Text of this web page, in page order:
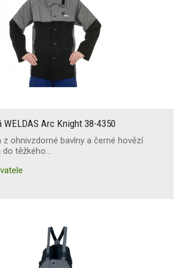
WELDAS Arc Knight 38-4350
z ohnivzdorné bavlny a černé hovězí
do těžkého…